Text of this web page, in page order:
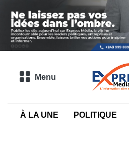
Menu
À LA UNE POLITIQUE